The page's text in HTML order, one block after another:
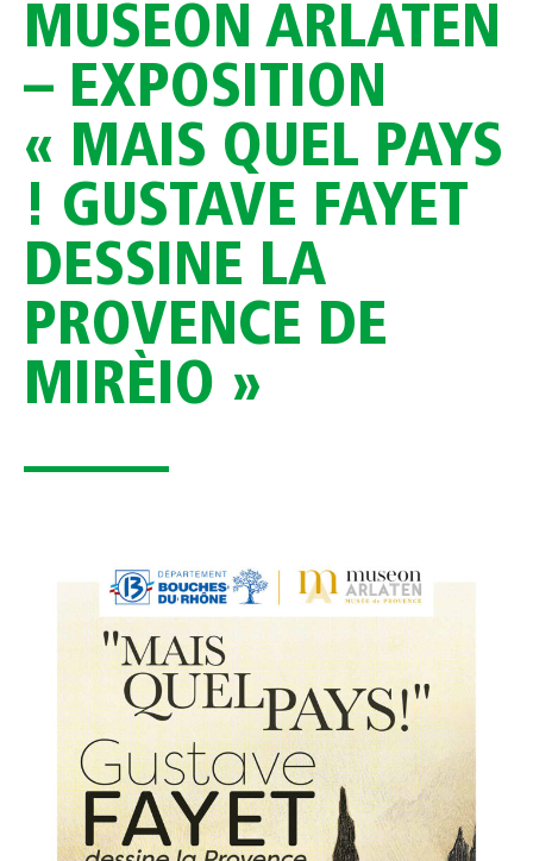
MUSEON ARLATEN
– EXPOSITION
« MAIS QUEL PAYS
! GUSTAVE FAYET
DESSINE LA
PROVENCE DE
MIRÈIO »